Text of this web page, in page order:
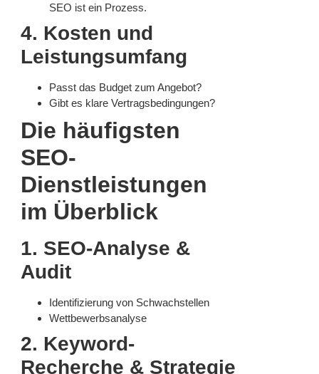
SEO ist ein Prozess.
4. Kosten und
Leistungsumfang
Passt das Budget zum Angebot?
Gibt es klare Vertragsbedingungen?
Die häufigsten
SEO-
Dienstleistungen
im Überblick
1. SEO-Analyse &
Audit
Identifizierung von Schwachstellen
Wettbewerbsanalyse
2. Keyword-
Recherche & Strategie